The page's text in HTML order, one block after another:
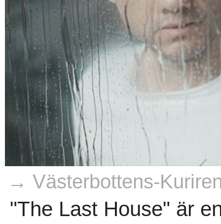
→ Västerbottens-
"The Last House" är